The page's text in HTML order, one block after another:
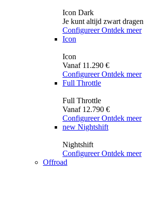
Icon Dark
Je kunt altijd zwart dragen
Configureer Ontdek meer
Icon
Icon
Vanaf 11.290 €
Configureer Ontdek meer
Full Throttle
Full Throttle
Vanaf 12.790 €
Configureer Ontdek meer
new Nightshift
Nightshift
Configureer Ontdek meer
Offroad